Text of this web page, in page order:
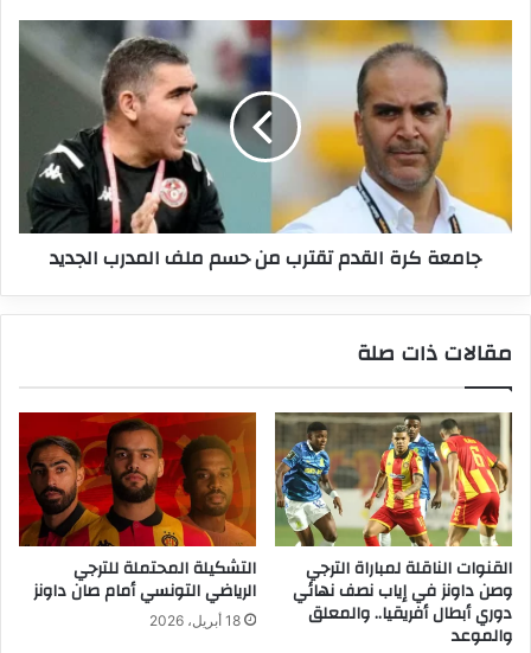
كرة
تقترب
من
المدرب
الجديد
جامعة كرة القدم تقترب من حسم ملف المدرب الجديد
مقالات ذات صلة
القنوات الناقلة لمباراة الترجي
وصن داونز في إياب نصف نهائي
دوري أبطال أفريقيا.. والمعلق
والموعد
التشكيلة المحتملة للترجي
الرياضي التونسي أمام صان داونز
18 أبريل، 2026